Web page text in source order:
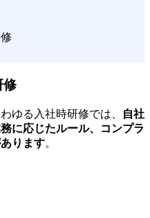
修
ゆる入社時研修では、
自社
に応じたルール、コンプラ
ります。